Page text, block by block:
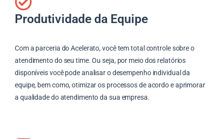
Produtividade da Equipe
Com a parceria do Acelerato, você tem total controle sobre o
atendimento do seu time. Ou seja, por meio dos relatórios
disponíveis você pode analisar o desempenho individual da
equipe, bem como, otimizar os processos de acordo e aprimorar
a qualidade do atendimento da sua empresa.